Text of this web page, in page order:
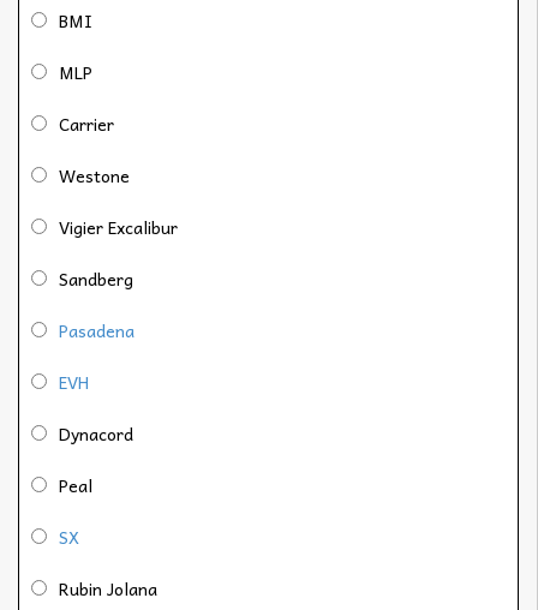
BMI
MLP
Carrier
Westone
Vigier Excalibur
Sandberg
Pasadena
EVH
Dynacord
Peal
SX
Rubin Jolana